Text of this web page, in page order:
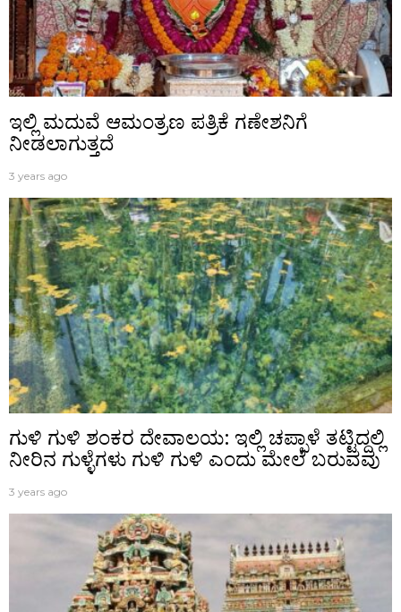
ಇಲ್ಲಿ ಮದುವೆ ಆಮಂತ್ರಣ ಪತ್ರಿಕೆ ಗಣೇಶನಿಗೆ
ನೀಡಲಾಗುತ್ತದೆ
3 years ago
ಗುಳಿ ಗುಳಿ ಶಂಕರ ದೇವಾಲಯ: ಇಲ್ಲಿ ಚಪ್ಪಾಳೆ ತಟ್ಟಿದ್ದಲ್ಲಿ
ನೀರಿನ ಗುಳ್ಳೆಗಳು ಗುಳಿ ಗುಳಿ ಎಂದು ಮೇಲೆ ಬರುವವು
3 years ago